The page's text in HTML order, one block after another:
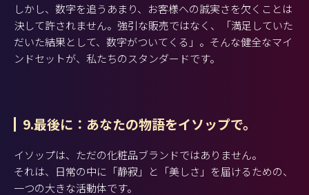
しかし、数字を追うあまり、お客様への誠実さを欠くことは
決して許されません。強引な販売ではなく、「満足していた
だいた結果として、数字がついてくる」。そんな健全なマイ
ンドセットが、私たちのスタンダードです。
9.最後に：あなたの物語をイソップで。
イソップは、ただの化粧品ブランドではありません。
それは、日常の中に「静寂」と「美しさ」を届けるための、
一つの大きな活動体です。